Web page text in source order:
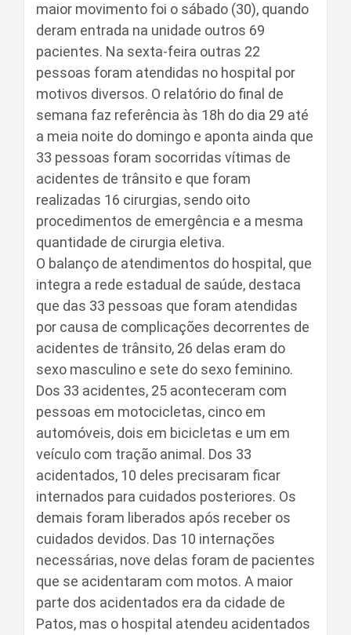
maior movimento foi o sábado (30), quando
deram entrada na unidade outros 69
pacientes. Na sexta-feira outras 22
pessoas foram atendidas no hospital por
motivos diversos. O relatório do final de
semana faz referência às 18h do dia 29 até
a meia noite do domingo e aponta ainda que
33 pessoas foram socorridas vítimas de
acidentes de trânsito e que foram
realizadas 16 cirurgias, sendo oito
procedimentos de emergência e a mesma
quantidade de cirurgia eletiva.
O balanço de atendimentos do hospital, que
integra a rede estadual de saúde, destaca
que das 33 pessoas que foram atendidas
por causa de complicações decorrentes de
acidentes de trânsito, 26 delas eram do
sexo masculino e sete do sexo feminino.
Dos 33 acidentes, 25 aconteceram com
pessoas em motocicletas, cinco em
automóveis, dois em bicicletas e um em
veículo com tração animal. Dos 33
acidentados, 10 deles precisaram ficar
internados para cuidados posteriores. Os
demais foram liberados após receber os
cuidados devidos. Das 10 internações
necessárias, nove delas foram de pacientes
que se acidentaram com motos. A maior
parte dos acidentados era da cidade de
Patos, mas o hospital atendeu acidentados